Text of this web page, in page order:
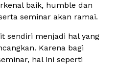
baik, humble dan
seminar akan ramai.
sendiri menjadi hal yang
Karena bagi
hal ini seperti